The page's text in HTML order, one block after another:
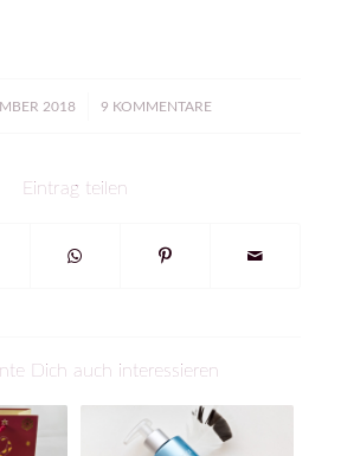
2018
/ 9 KOMMENTARE
Eintrag teilen
Dich auch interessieren